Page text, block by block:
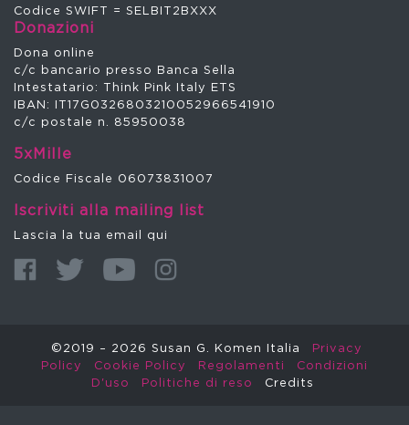
Codice SWIFT = SELBIT2BXXX
Donazioni
Dona online
c/c bancario presso Banca Sella
Intestatario: Think Pink Italy ETS
IBAN: IT17G0326803210052966541910
c/c postale n. 85950038
5xMille
Codice Fiscale 06073831007
Iscriviti alla mailing list
Lascia la tua email qui
©2019 – 2026 Susan G. Komen Italia
Privacy
Policy
Cookie Policy Regolamenti
Condizioni
D'uso
Politiche di reso Credits